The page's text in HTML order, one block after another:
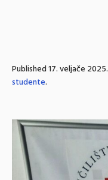
Published17. veljače 2025.
studente.